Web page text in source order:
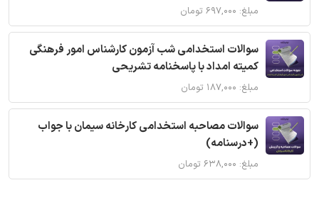
مبلغ: ۶۹۷,۰۰۰ تومان
سوالات استخدامی شب آزمون کارشناس امور فرهنگی
کمیته امداد با پاسخنامه تشریحی
مبلغ: ۱۸۷,۰۰۰ تومان
سوالات مصاحبه استخدامی کارخانه سیمان با جواب
(+درسنامه)
مبلغ: ۶۳۸,۰۰۰ تومان